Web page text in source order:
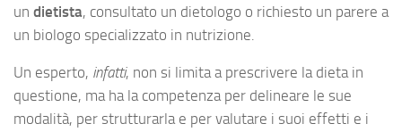
un dietista, consultato un dietologo o richiesto un parere a
un biologo specializzato in nutrizione.
Un esperto, infatti, non si limita a prescrivere la dieta in
questione, ma ha la competenza per delineare le sue
modalità, per strutturarla e per valutare i suoi effetti e i